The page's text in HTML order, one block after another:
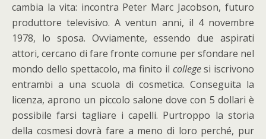
cambia la vita: incontra Peter Marc Jacobson, futuro
produttore televisivo. A ventun anni, il 4 novembre
1978, lo sposa. Ovviamente, essendo due aspirati
attori, cercano di fare fronte comune per sfondare nel
mondo dello spettacolo, ma finito il collegesi iscrivono
entrambi a una scuola di cosmetica. Conseguita la
licenza, aprono un piccolo salone dove con 5 dollari è
possibile farsi tagliare i capelli. Purtroppo la storia
della cosmesi dovrà fare a meno di loro perché, pur